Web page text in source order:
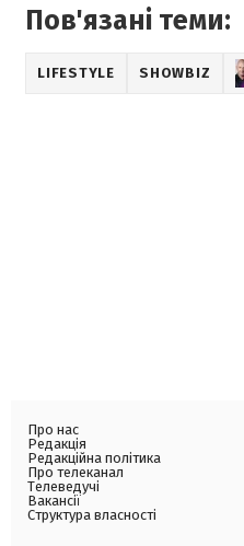
Пов'язані теми:
LIFESTYLE SHOWBIZ
Про нас
Редакція
Редакційна політика
Про телеканал
Телеведучі
Вакансії
Структура власності